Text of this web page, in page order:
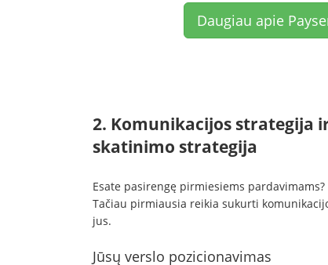
Daugiau apie
2. Komunikacijos strategija
skatinimo strategija
Esate pasirengę pirmiesiems
Tačiau pirmiausia reikia sukurti
jus.
Jūsų verslo pozicionavimas